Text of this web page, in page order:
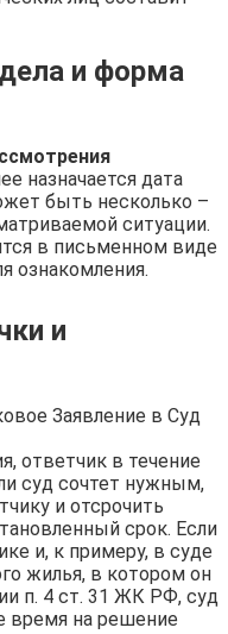
и форма
назначается дата
быть несколько –
ситуации.
в письменном виде
ознакомления.
и
ответчик в течение
суд сочтет нужным,
и отсрочить
срок. Если
и, к примеру, в суде
жилья, в котором он
п. 4 ст. 31 ЖК РФ, суд
время на решение